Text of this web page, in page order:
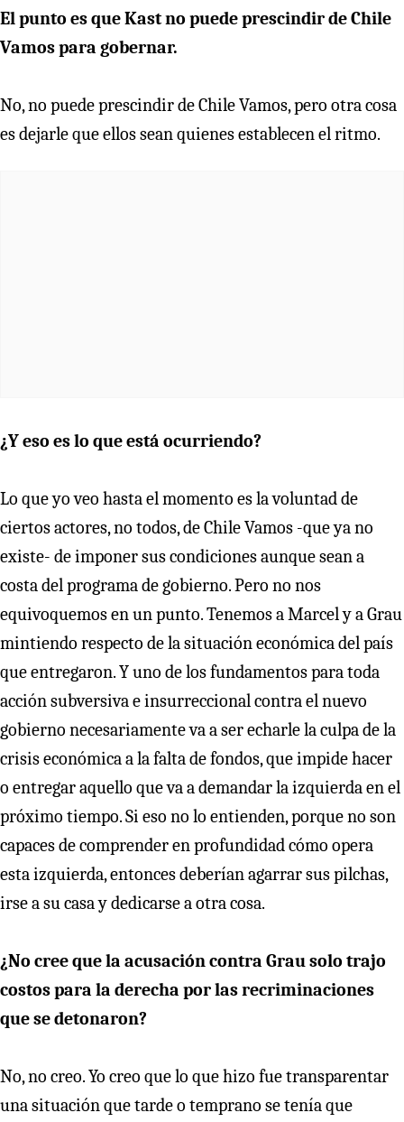
El punto es que Kast no puede prescindir de Chile
Vamos para gobernar.
No, no puede prescindir de Chile Vamos, pero otra cosa
es dejarle que ellos sean quienes establecen el ritmo.
¿Y eso es lo que está ocurriendo?
Lo que yo veo hasta el momento es la voluntad de
ciertos actores, no todos, de Chile Vamos -que ya no
existe- de imponer sus condiciones aunque sean a
costa del programa de gobierno. Pero no nos
equivoquemos en un punto. Tenemos a Marcel y a Grau
mintiendo respecto de la situación económica del país
que entregaron. Y uno de los fundamentos para toda
acción subversiva e insurreccional contra el nuevo
gobierno necesariamente va a ser echarle la culpa de la
crisis económica a la falta de fondos, que impide hacer
o entregar aquello que va a demandar la izquierda en el
próximo tiempo. Si eso no lo entienden, porque no son
capaces de comprender en profundidad cómo opera
esta izquierda, entonces deberían agarrar sus pilchas,
irse a su casa y dedicarse a otra cosa.
¿No cree que la acusación contra Grau solo trajo
costos para la derecha por las recriminaciones
que se detonaron?
No, no creo. Yo creo que lo que hizo fue transparentar
una situación que tarde o temprano se tenía que